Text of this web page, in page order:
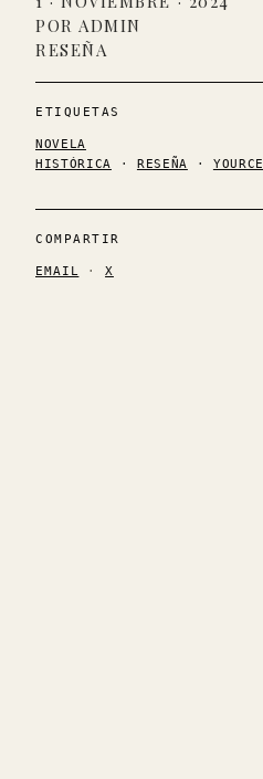
POR ADMIN
RESEÑA
ETIQUETAS
NOVELA
HISTÓRICA · RESEÑA ·
COMPARTIR
EMAIL ·X